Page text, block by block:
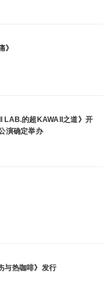
》
LAB.的超KAWAII之道》开
演确定举办
与热咖啡》发行